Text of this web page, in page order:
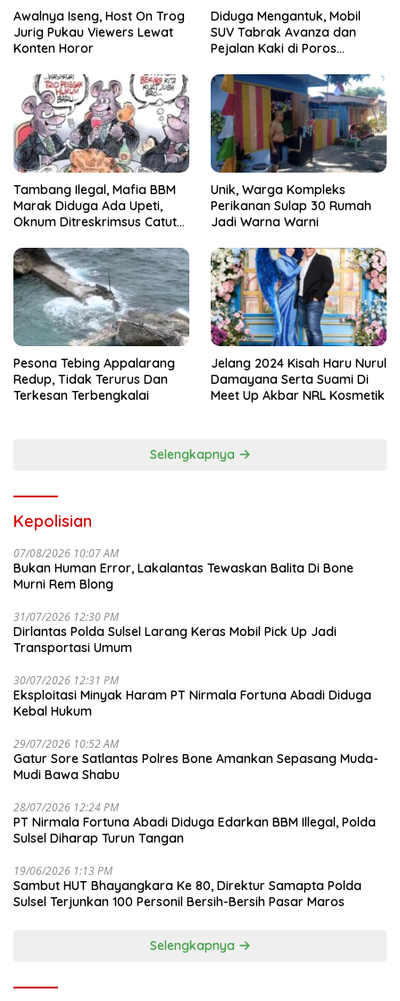
Awalnya Iseng, Host On Trog
Jurig Pukau Viewers Lewat
Konten Horor
Diduga Mengantuk, Mobil
SUV Tabrak Avanza dan
Pejalan Kaki di Poros
Tambang Ilegal, Mafia BBM
Marak Diduga Ada Upeti,
Oknum Ditreskrimsus Catut
Unik, Warga Kompleks
Perikanan Sulap 30 Rumah
Jadi Warna Warni
Pesona Tebing Appalarang
Redup, Tidak Terurus Dan
Terkesan Terbengkalai
Jelang 2024 Kisah Haru Nurul
Damayana Serta Suami Di
Meet Up Akbar NRL Kosmetik
Selengkapnya
Kepolisian
07/08/2026 10:07 AM
Bukan Human Error, Lakalantas Tewaskan Balita Di Bone
Murni Rem Blong
31/07/2026 12:30 PM
Dirlantas Polda Sulsel Larang Keras Mobil Pick Up Jadi
Transportasi Umum
30/07/2026 12:31 PM
Eksploitasi Minyak Haram PT Nirmala Fortuna Abadi Diduga
Kebal Hukum
29/07/2026 10:52 AM
Gatur Sore Satlantas Polres Bone Amankan Sepasang Muda-
Mudi Bawa Shabu
28/07/2026 12:24 PM
PT Nirmala Fortuna Abadi Diduga Edarkan BBM Illegal, Polda
Sulsel Diharap Turun Tangan
19/06/2026 1:13 PM
Sambut HUT Bhayangkara Ke 80, Direktur Samapta Polda
Sulsel Terjunkan 100 Personil Bersih-Bersih Pasar Maros
Selengkapnya